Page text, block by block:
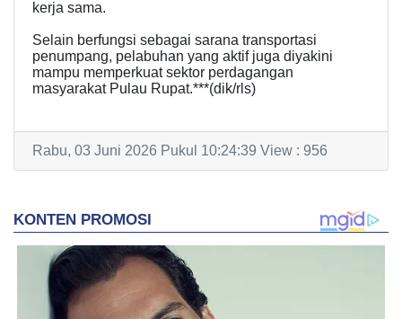
kerja sama.
Selain berfungsi sebagai sarana transportasi
penumpang, pelabuhan yang aktif juga diyakini
mampu memperkuat sektor perdagangan
masyarakat Pulau Rupat.***(dik/rls)
Rabu, 03 Juni 2026 Pukul 10:24:39 View : 956